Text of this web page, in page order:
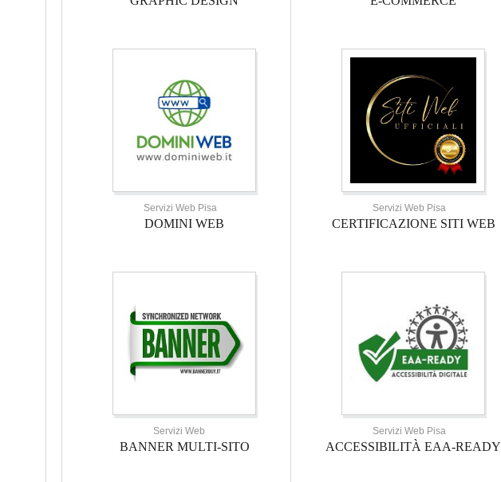
Servizi Web Pisa
DOMINI WEB
Servizi Web Pisa
CERTIFICAZIONE SITI WEB
Servizi Web
BANNER MULTI-SITO
Servizi Web Pisa
ACCESSIBILITÀ EAA-READY
HOTEL TOSCANA